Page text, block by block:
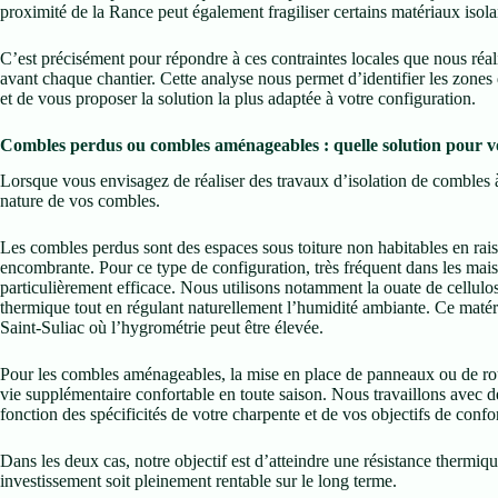
proximité de la Rance peut également fragiliser certains matériaux
C’est précisément pour répondre à ces contraintes locales que nous
avant chaque chantier. Cette analyse nous permet d’identifier les
et de vous proposer la solution la plus adaptée à votre configuration.
Combles perdus ou combles aménageables : quelle solution pour
Lorsque vous envisagez de réaliser des travaux d’isolation de
nature de vos combles.
Les combles perdus sont des espaces sous toiture non habitables en
encombrante. Pour ce type de configuration, très fréquent dans les
particulièrement efficace. Nous utilisons notamment la ouate de
thermique tout en régulant naturellement l’humidité ambiante. Ce
Saint-Suliac où l’hygrométrie peut être élevée.
Pour les combles aménageables, la mise en place de panneaux ou de
vie supplémentaire confortable en toute saison. Nous travaillons avec
fonction des spécificités de votre charpente et de vos objectifs de
Dans les deux cas, notre objectif est d’atteindre une résistance
investissement soit pleinement rentable sur le long terme.